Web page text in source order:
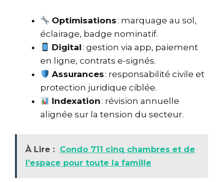
Optimisations : marquage au sol,
éclairage, badge nominatif.
Digital : gestion via app, paiement
en ligne, contrats e-signés.
Assurances : responsabilité civile et
protection juridique ciblée.
Indexation : révision annuelle
alignée sur la tension du secteur.
À Lire : Condo 711 cinq chambres et de
l’espace pour toute la famille